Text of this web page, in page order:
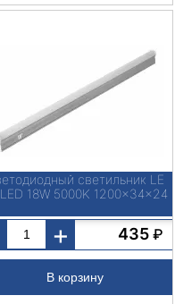
светильник LE
18W 5000K 1200x34x24
+ 435 ₽